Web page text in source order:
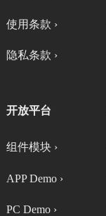
使用条款 ›
隐私条款 ›
开放平台
组件模块 ›
APP Demo ›
PC Demo ›